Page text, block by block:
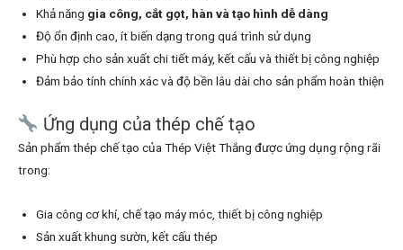
Khả năng gia công, cắt gọt, hàn và tạo hình dễ dàng
Độ ổn định cao, ít biến dạng trong quá trình sử dụng
Phù hợp cho sản xuất chi tiết máy, kết cấu và thiết bị công nghiệp
Đảm bảo tính chính xác và độ bền lâu dài cho sản phẩm hoàn thiện
Ứng dụng của thép chế tạo
Sản phẩm thép chế tạo của Thép Việt Thắng được ứng dụng rộng rãi
trong:
Gia công cơ khí, chế tạo máy móc, thiết bị công nghiệp
Sản xuất khung sườn, kết cấu thép